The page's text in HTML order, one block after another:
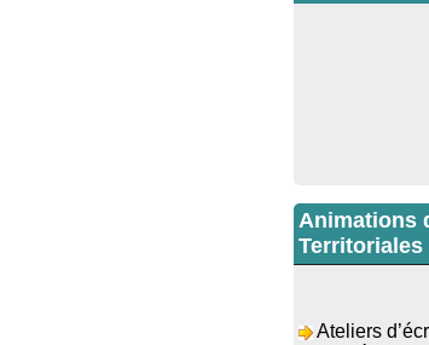
Animations
Territoriales
retrouvée"